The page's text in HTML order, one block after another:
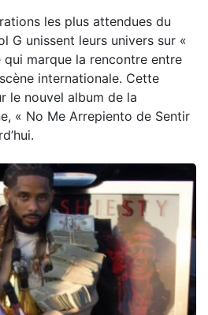
les plus attendues du
G unissent leurs univers sur «
marque la rencontre entre
internationale. Cette
le nouvel album de la
« No Me Arrepiento de Sentir